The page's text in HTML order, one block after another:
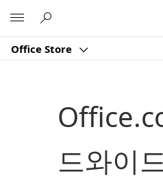
Office Store
드와이